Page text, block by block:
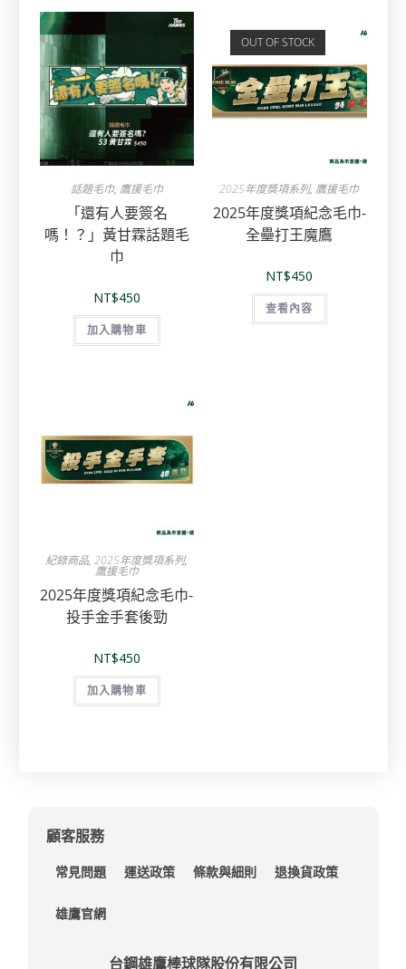
話題毛巾, 鷹援毛巾
「還有人要簽名
嗎！？」黃甘霖話題毛
巾
NT$450
加入購物車
OUT OF STOCK
2025年度獎項系列, 鷹援毛巾
2025年度獎項紀念毛巾-
全壘打王魔鷹
NT$450
查看內容
紀錄商品,2025年度獎項系列,
鷹援毛巾
2025年度獎項紀念毛巾-
投手金手套後勁
NT$450
加入購物車
顧客服務
常見問題 運送政策 條款與細則 退換貨政策
雄鷹官網
台鋼雄鷹棒球隊股份有限公司